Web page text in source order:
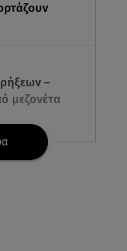
–
μεζονέτα
σε